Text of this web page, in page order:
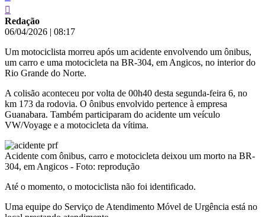
Redação
06/04/2026 | 08:17
Um motociclista morreu após um acidente envolvendo um ônibus,
um carro e uma motocicleta na BR-304, em Angicos, no interior do
Rio Grande do Norte.
A colisão aconteceu por volta de 00h40 desta segunda-feira 6, no
km 173 da rodovia. O ônibus envolvido pertence à empresa
Guanabara. Também participaram do acidente um veículo
VW/Voyage e a motocicleta da vítima.
Acidente com ônibus, carro e motocicleta deixou um morto na BR-
304, em Angicos - Foto: reprodução
Até o momento, o motociclista não foi identificado.
Uma equipe do Serviço de Atendimento Móvel de Urgência está no